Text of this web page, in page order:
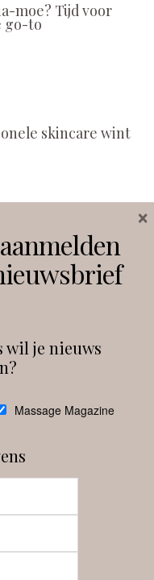
moe? Tijd voor
go-to
skincare wint
Facebook
wil je nieuws
Massage Magazine
×